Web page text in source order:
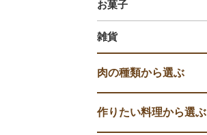
お菓子
雑貨
肉の種類から選ぶ
作りたい料理から選ぶ